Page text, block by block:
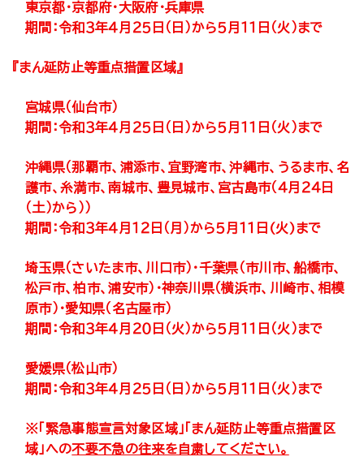
東京都・京都府・大阪府・兵庫県
期間：令和３年４月２５日（日）から５月１１日（火）まで
『まん延防止等重点措置区域』
宮城県（仙台市）
期間：令和３年４月２５日（日）から５月１１日（火）まで
沖縄県（那覇市、浦添市、宜野湾市、沖縄市、うるま市、名
護市、糸満市、南城市、豊見城市、宮古島市（４月２４日
（土）から））
期間：令和３年４月１２日（月）から５月１１日(火)まで
埼玉県（さいたま市、川口市）・千葉県（市川市、船橋市、
松戸市、柏市、浦安市）・神奈川県（横浜市、川崎市、相模
原市）・愛知県（名古屋市）
期間：令和３年４月２０日（火）から５月１１日（火）まで
愛媛県（松山市）
期間：令和３年４月２５日（日）から５月１１日（火）まで
※「緊急事態宣言対象区域」「まん延防止等重点措置区
域」への不要不急の往来を自粛してください。